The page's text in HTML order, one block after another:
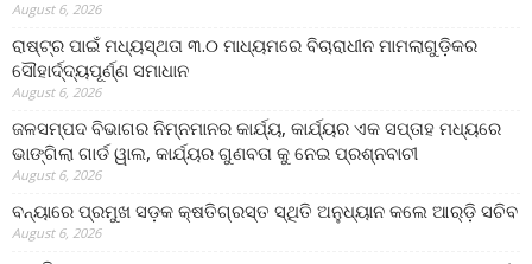
August 6, 2026
ରାଷ୍ଟ୍ର ପାଇଁ ମଧ୍ୟସ୍ଥତା ୩.୦ ମାଧ୍ୟମରେ ବିଚାରାଧୀନ ମାମଲାଗୁଡ଼ିକର
ସୌହାର୍ଦ୍ଦ୍ୟପୂର୍ଣ୍ଣ ସମାଧାନ
August 6, 2026
ଜଳସମ୍ପଦ ବିଭାଗର ନିମ୍ନମାନର କାର୍ଯ୍ୟ, କାର୍ଯ୍ୟର ଏକ ସପ୍ତାହ ମଧ୍ୟରେ
ଭାଙ୍ଗିଲା ଗାର୍ଡ ୱାଲ, କାର୍ଯ୍ୟର ଗୁଣବତା କୁ ନେଇ ପ୍ରଶ୍ନବାଚୀ
August 6, 2026
ବନ୍ୟାରେ ପ୍ରମୁଖ ସଡ଼କ କ୍ଷତିଗ୍ରସ୍ତ ସ୍ଥିତି ଅନୁଧ୍ୟାନ କଲେ ଆର୍‌ଡ଼ି ସଚିବ
August 6, 2026